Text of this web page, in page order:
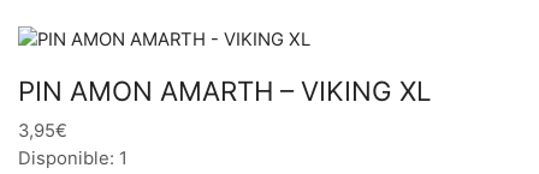
PIN AMON AMARTH – VIKING XL
3,95€
Disponible: 1